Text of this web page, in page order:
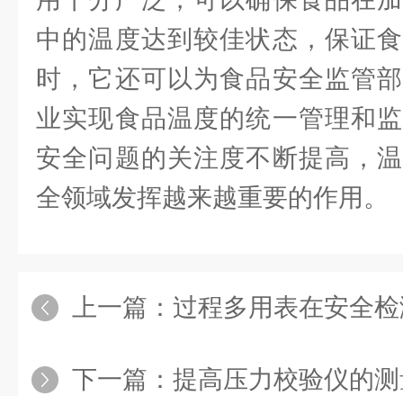
中的温度达到较佳状态，保证
时，它还可以为食品安全监管
业实现食品温度的统一管理和
安全问题的关注度不断提高，
全领域发挥越来越重要的作用。
上一篇： 过程多用表在安全检
下一篇： 提高压力校验仪的测量